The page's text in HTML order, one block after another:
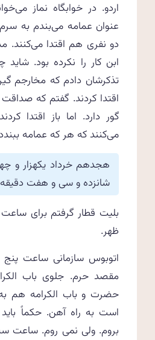
اردو. در خوابگاه نماز
عنوان عمامه می‌بندم به
دو نفری هم اقتدا
ابن کار را نکرده بود. شاید
تذکرشان دادم که مخارجم
اقتدا کردند. گفتم که
گور دارد. اما باز اقتدا
می‌کنند که هر که عمامه
هجدهم خرداد یکهزار و
شانزده و سی و هفت دقیقه
بلیت قطار گرفتم برای
ظهر.
اتوبوس سازمانی ساعت پنج
مقصد حرم. جلوی باب
حضرت و باب الکرامه هم به
است به راه آهن. حکماً باید
بروم. ولی نمی روم. ساعت